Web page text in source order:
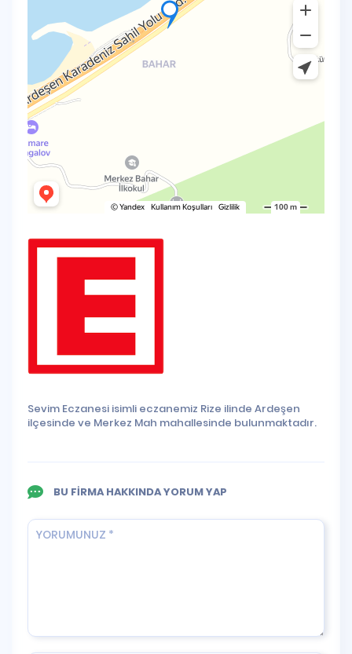
Sevim Eczanesi isimli eczanemiz Rize ilinde Ardeşen
ilçesinde ve Merkez Mah mahallesinde bulunmaktadır.
BU FİRMA HAKKINDA YORUM YAP